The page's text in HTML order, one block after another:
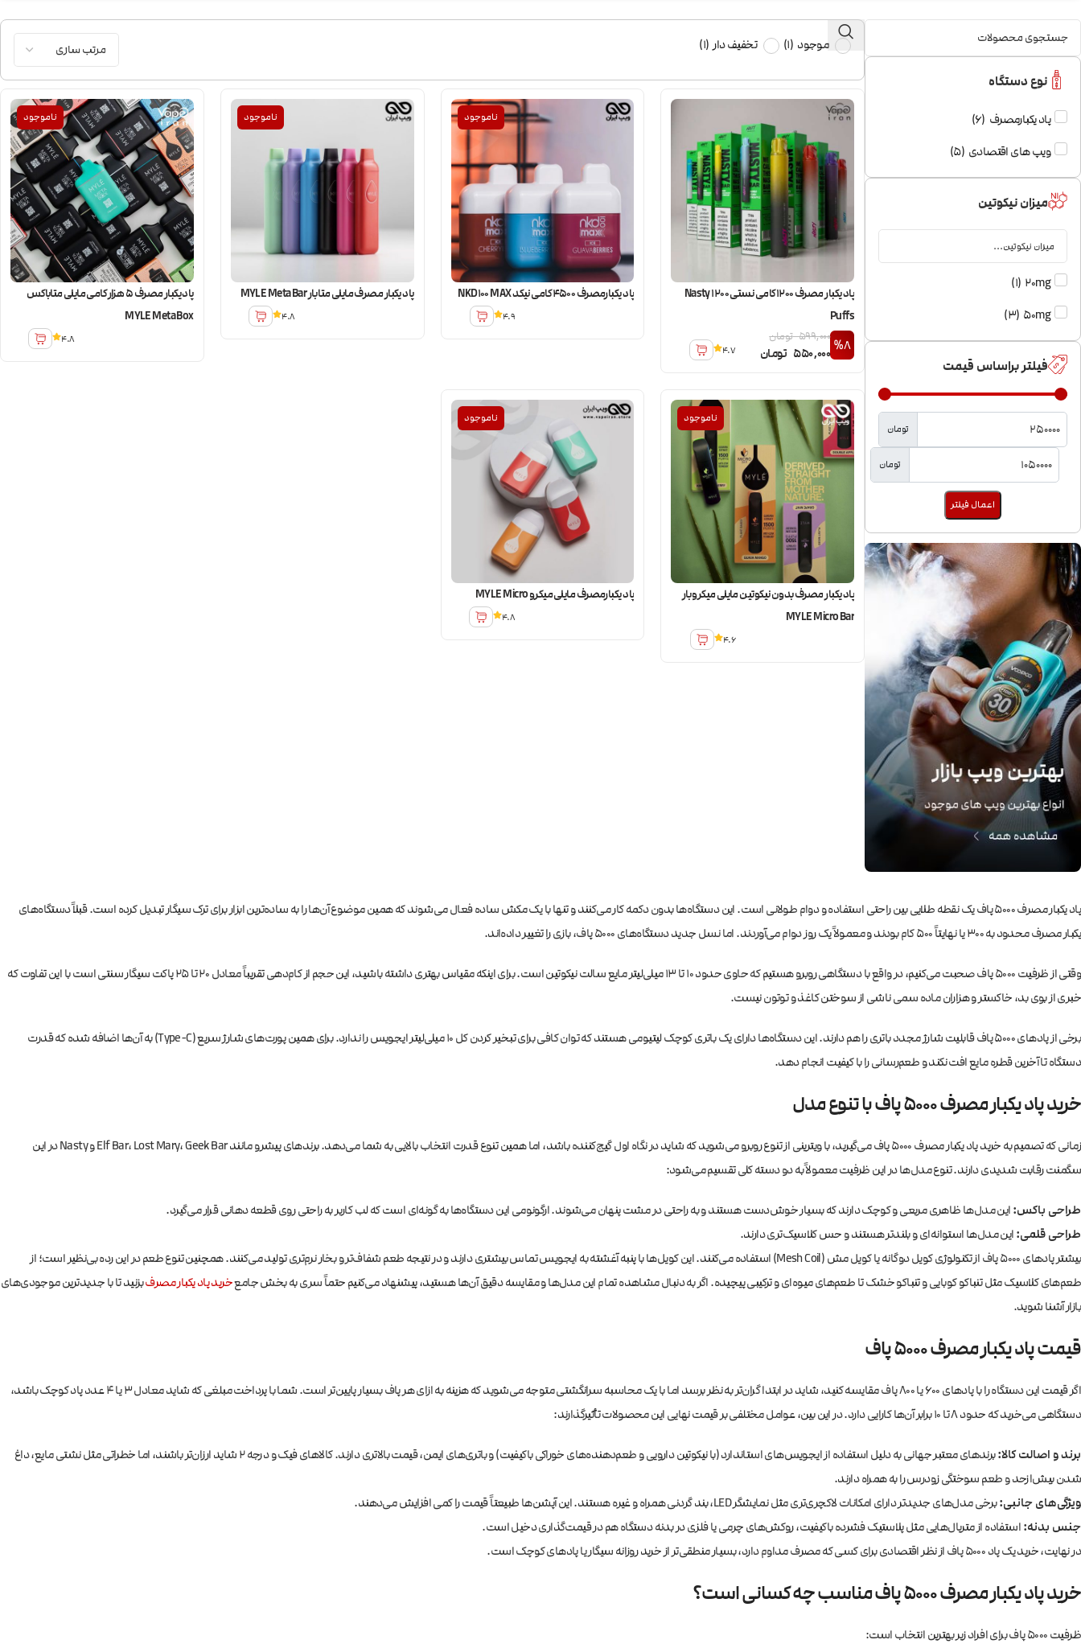
نوع دستگاه
پاد یکبارمصرف (
6
)
ویپ های اقتصادی (
5
)
میزان نیکوتین
20mg
(
1
)
50mg
(
3
)
فیلتر براساس قیمت
تومان
تومان
اعمال فیلتر
موجود (
1
) تخفیف دار (
1
)
پاد یکبار مصرف 1200 کامی نستی Nasty 1200
Puffs
%8
599,000 تومان
550,000 تومان 4.7
ناموجود
پاد یکبارمصرف 4500 کامی نیکد NKD100 MAX
4.9
ناموجود
پاد یکبار مصرف مایلی متا بار MYLE Meta Bar
4.8
ناموجود
پاد یکبار مصرف ۵ هزار کامی مایلی متاباکس
MYLE Meta Box
4.8
ناموجود
پاد یکبار مصرف بدون نیکوتین مایلی میکرو بار
MYLE Micro Bar
4.6
ناموجود
پاد یکبارمصرف مایلی میکرو MYLE Micro
4.8
پاد یکبار مصرف ۵۰۰۰ پاف یک نقطه طلایی بین راحتی استفاده و دوام طولانی است. این دستگاه‌ها بدون دکمه کار می‌کنند و تنها با یک مکش ساده فعال می‌شوند که همین موضوع آن‌ها را به ساده‌ترین ابزار برای ترک سیگار تبدیل کرده است. قبلاً دستگاه‌های
یکبار مصرف محدود به ۳۰۰ یا نهایتاً ۵۰۰ کام بودند و معمولاً یک روز دوام می‌آوردند. اما نسل جدید دستگاه‌های ۵۰۰۰ پاف، بازی را تغییر داده‌اند.
وقتی از ظرفیت ۵۰۰۰ پاف صحبت می‌کنیم، در واقع با دستگاهی روبرو هستیم که حاوی حدود ۱۰ تا ۱۳ میلی‌لیتر مایع سالت نیکوتین است. برای اینکه مقیاس بهتری داشته باشید، این حجم از کام‌دهی تقریباً معادل ۲۰ تا ۲۵ پاکت سیگار سنتی است با این تفاوت که
خبری از بوی بد، خاکستر و هزاران ماده سمی ناشی از سوختن کاغذ و توتون نیست.
برخی از پادهای ۵۰۰۰ پاف قابلیت شارژ مجدد باتری را هم دارند. این دستگاه‌ها دارای یک باتری کوچک لیتیومی هستند که توان کافی برای تبخیر کردن کل ۱۰ میلی‌لیتر ایجویس را ندارد. برای همین پورت‌های شارژ سریع (Type-C) به آن‌ها اضافه شده که قدرت
دستگاه تا آخرین قطره مایع افت نکند و طعم‌رسانی را با کیفیت انجام دهد.
خرید پاد یکبار مصرف ۵۰۰۰ پاف با تنوع مدل
زمانی که تصمیم به خرید پاد یکبار مصرف ۵۰۰۰ پاف می‌گیرید، با ویترینی از تنوع روبرو می‌شوید که شاید در نگاه اول گیج‌کننده باشد، اما همین تنوع قدرت انتخاب بالایی به شما می‌دهد. برندهای پیشرو مانند Elf Bar، Lost Mary، Geek Bar و Nasty در این
سگمنت رقابت شدیدی دارند. تنوع مدل‌ها در این ظرفیت معمولاً به دو دسته کلی تقسیم می‌شود:
طراحی باکس:این مدل‌ها ظاهری مربعی و کوچک دارند که بسیار خوش‌دست هستند و به راحتی در مشت پنهان می‌شوند. ارگونومی این دستگاه‌ها به گونه‌ای است که لب کاربر به راحتی روی قطعه دهانی قرار می‌گیرد.
طراحی قلمی:این مدل‌ها استوانه‌ای و بلندتر هستند و حس کلاسیک‌تری دارند.
بیشتر پادهای ۵۰۰۰ پاف از تکنولوژی کویل دوگانه یا کویل مش (Mesh Coil) استفاده می‌کنند. این کویل‌ها با پنبه آغشته به ایجویس تماس بیشتری دارند و در نتیجه طعم شفاف‌تر و بخار نرم‌تری تولید می‌کنند. همچنین تنوع طعم در این رده بی‌نظیر است؛ از
طعم‌های کلاسیک مثل تنباکو کوبایی و تنباکو خشک تا طعم‌های میوه‌ای و ترکیبی پیچیده. اگر به دنبال مشاهده تمام این مدل‌ها و مقایسه دقیق آن‌ها هستید، پیشنهاد می‌کنیم حتماً سری به بخش جامعخرید پاد یکبار مصرفبزنید تا با جدیدترین موجودی‌های
بازار آشنا شوید.
قیمت پاد یکبار مصرف ۵۰۰۰ پاف
اگر قیمت این دستگاه را با پادهای ۶۰۰ یا ۸۰۰ پاف مقایسه کنید، شاید در ابتدا گران‌تر به نظر برسد اما با یک محاسبه سرانگشتی متوجه می‌شوید که هزینه به ازای هر پاف بسیار پایین‌تر است. شما با پرداخت مبلغی که شاید معادل ۳ یا ۴ عدد پاد کوچک باشد،
دستگاهی می‌خرید که حدود ۸ تا ۱۰ برابر آن‌ها کارایی دارد. در این بین، عوامل مختلفی بر قیمت نهایی این محصولات تأثیرگذارند:
برند و اصالت کالا:
برندهای معتبر جهانی به دلیل استفاده از ایجویس‌های استاندارد (با نیکوتین دارویی و طعم‌دهنده‌های خوراکی باکیفیت) و باتری‌های ایمن، قیمت بالاتری دارند. کالاهای فیک و درجه ۲ شاید ارزان‌تر باشند، اما خطراتی مثل نشتی مایع، داغ
شدن بیش‌ازحد و طعم سوختگی زودرس را به همراه دارند.
ویژگی‌های جانبی:برخی مدل‌های جدیدتر دارای امکانات لاکچری‌تری مثل نمایشگر LED، بند گردنی همراه و غیره هستند. این آپشن‌ها طبیعتاً قیمت را کمی افزایش می‌دهند.
جنس بدنه:استفاده از متریال‌هایی مثل پلاستیک فشرده باکیفیت، روکش‌های چرمی یا فلزی در بدنه دستگاه هم در قیمت‌گذاری دخیل است.
در نهایت، خرید یک پاد ۵۰۰۰ پاف از نظر اقتصادی برای کسی که مصرف مداوم دارد، بسیار منطقی‌تر از خرید روزانه سیگار یا پادهای کوچک است.
خرید پاد یکبار مصرف ۵۰۰۰ پاف مناسب چه کسانی است؟
ظرفیت ۵۰۰۰ پاف برای افراد زیر بهترین انتخاب است: